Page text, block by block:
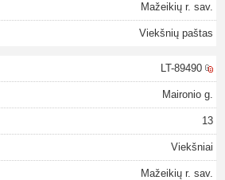
Mažeikių r. sav.
Viekšnių paštas
LT-89490
Maironio g.
13
Viekšniai
Mažeikių r. sav.